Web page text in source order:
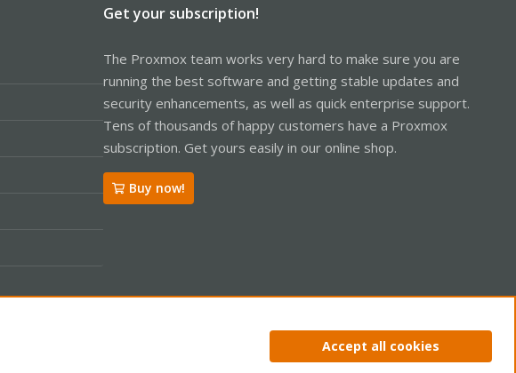
Get your subscription!
The Proxmox team works very hard to make sure you are
running the best software and getting stable updates and
security enhancements, as well as quick enterprise support.
Tens of thousands of happy customers have a Proxmox
subscription. Get yours easily in our online shop.
Buy now!
Privacy policy Help Home
Accept all cookies